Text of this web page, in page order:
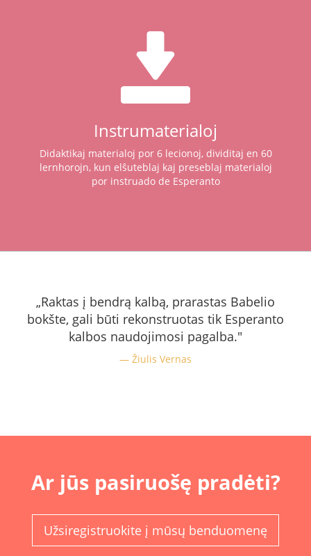
Instrumaterialoj
Didaktikaj materialoj por 6 lecionoj, dividitaj en 60
lernhorojn, kun elŝuteblaj kaj preseblaj materialoj
por instruado de Esperanto
„Raktas į bendrą kalbą, prarastas Babelio
bokšte, gali būti rekonstruotas tik Esperanto
kalbos naudojimosi pagalba."
Žiulis Vernas
Ar jūs pasiruošę pradėti?
Užsiregistruokite į mūsų benduomenę